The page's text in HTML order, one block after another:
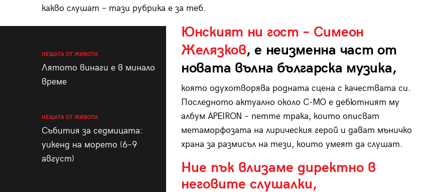
какво слушат – тази рубрика е за теб.
НЕЩАТА ОТ ЖИВОТА
Лятото винаги е в минало
време
НЕЩАТА ОТ ЖИВОТА
Събития за седмицата:
уикенд на морето (6–9
август)
Юнският ни гост – Симеон
Желязков, е неизменна част от
новата вълна българска музика,
която одухотворява родната сцена с качествата си.
Последното актуално около C-MO е дебютният му
албум APEIRON – петте трака, които описват
метаморфозата на лирическия герой и дават мъничко
храна за размисъл на тези, които умеят да слушат.
Ние пък влизаме директно в
неговите слушалки,